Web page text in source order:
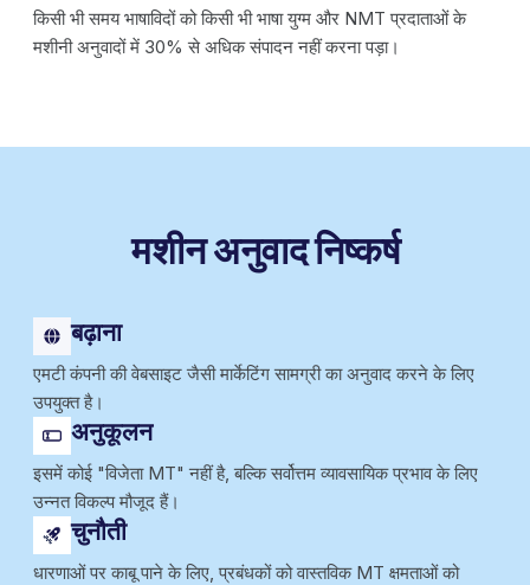
किसी भी समय भाषाविदों को किसी भी भाषा युग्म और NMT प्रदाताओं के
मशीनी अनुवादों में 30% से अधिक संपादन नहीं करना पड़ा।
मशीन अनुवाद निष्कर्ष
बढ़ाना
एमटी कंपनी की वेबसाइट जैसी मार्केटिंग सामग्री का अनुवाद करने के लिए
उपयुक्त है।
अनुकूलन
इसमें कोई "विजेता MT" नहीं है, बल्कि सर्वोत्तम व्यावसायिक प्रभाव के लिए
उन्नत विकल्प मौजूद हैं।
चुनौती
धारणाओं पर काबू पाने के लिए, प्रबंधकों को वास्तविक MT क्षमताओं को